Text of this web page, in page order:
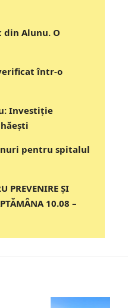
Alunu. O
într-o
Investiție
pentru spitalul
PREVENIRE ȘI
10.08 –